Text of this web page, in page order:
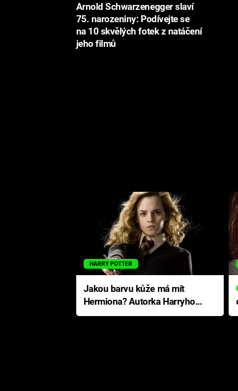
Arnold Schwarzenegger slaví
75. narozeniny: Podívejte se
na 10 skvělých fotek z natáčení
jeho filmů
HARRY POTTER
Jakou barvu kůže má mít
Hermiona? Autorka Harryho
Pottera přišla s ráznou